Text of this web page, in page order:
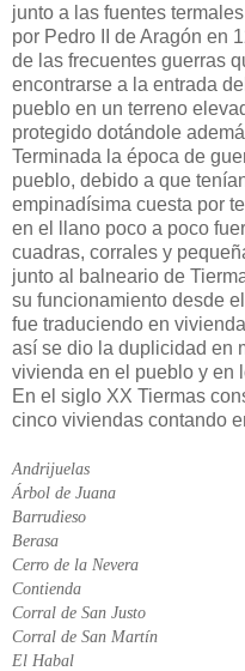
junto a las fuentes
por Pedro II de Aragón en
de las frecuentes guerras
encontrarse a la entrada
pueblo en un terreno
protegido dotándole
Terminada la época de
pueblo, debido a que
empinadísima cuesta por
en el llano poco a poco
cuadras, corrales y
junto al balneario de
su funcionamiento desde
fue traduciendo en
así se dio la duplicidad en
vivienda en el pueblo y en
En el siglo XX Tiermas
cinco viviendas contando
Andrijuelas
Árbol de Juana
Barrudieso
Berasa
Cerro de la Nevera
Contienda
Corral de San Justo
Corral de San Martín
El Habal